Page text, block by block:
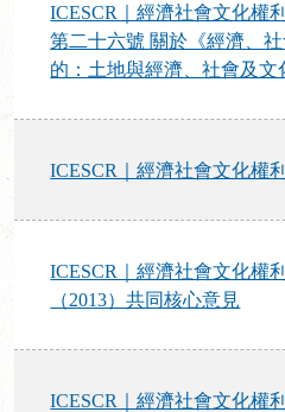
ICESCR｜經濟社會文化權
第二十六號 關於《經濟、
的：土地與經濟、社會及文
ICESCR｜經濟社會文化權
ICESCR｜經濟社會文化權
（2013）共同核心意見
ICESCR｜經濟社會文化權